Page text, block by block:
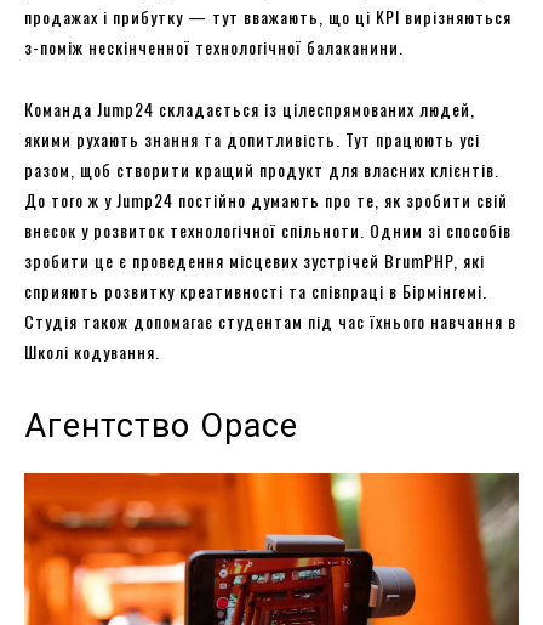
продажах і прибутку — тут вважають, що ці KPI вирізняються
з-поміж нескінченної технологічної балаканини.
Команда Jump24 складається із цілеспрямованих людей,
якими рухають знання та допитливість. Тут працюють усі
разом, щоб створити кращий продукт для власних клієнтів.
До того ж у Jump24 постійно думають про те, як зробити свій
внесок у розвиток технологічної спільноти. Одним зі способів
зробити це є проведення місцевих зустрічей BrumPHP, які
сприяють розвитку креативності та співпраці в Бірмінгемі.
Студія також допомагає студентам під час їхнього навчання в
Школі кодування.
Агентство Opace